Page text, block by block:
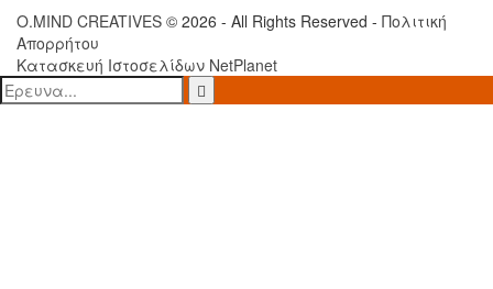
O.MIND CREATIVES © 2026 - All Rights Reserved - Πολιτική
Απορρήτου
Κατασκευή Ιστοσελίδων NetPlanet